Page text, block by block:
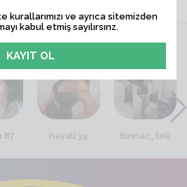
VİTRİN
87 hayall39 Binnaz_tek
kurallarımızı ve ayrıca sitemizden
kabul etmiş sayılırsınz.